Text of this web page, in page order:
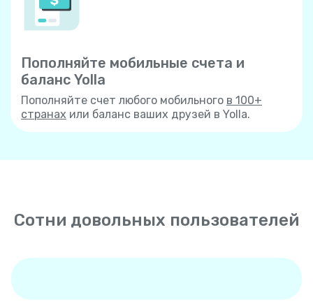
Пополняйте мобильные счета и
баланс Yolla
Пополняйте счет любого мобильного в 100+
странах или баланс ваших друзей в Yolla.
Сотни довольных пользователей